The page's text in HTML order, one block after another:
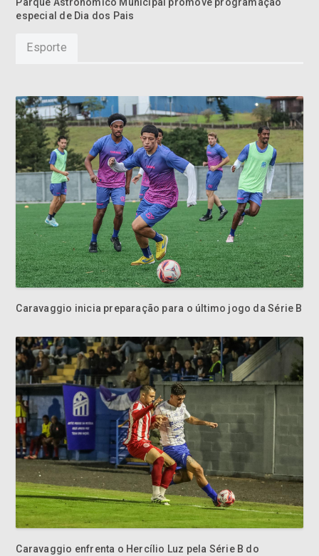
Parque Astronômico Municipal promove programação
especial de Dia dos Pais
Esporte
Caravaggio inicia preparação para o último jogo da Série B
Caravaggio enfrenta o Hercílio Luz pela Série B do